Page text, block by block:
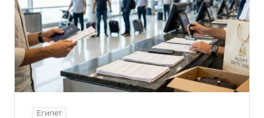
Египет